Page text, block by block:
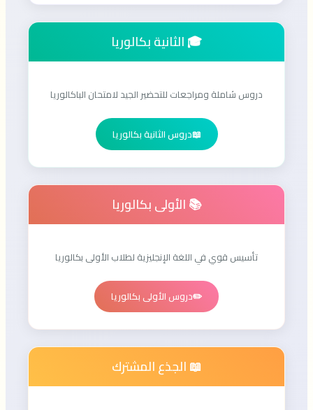
🎓 الثانية بكالوريا
دروس شاملة ومراجعات للتحضير الجيد لامتحان الباكالوريا
📖دروس الثانية بكالوريا
📚 الأولى بكالوريا
تأسيس قوي في اللغة الإنجليزية لطلاب الأولى بكالوريا
✏️دروس الأولى بكالوريا
📖 الجذع المشترك